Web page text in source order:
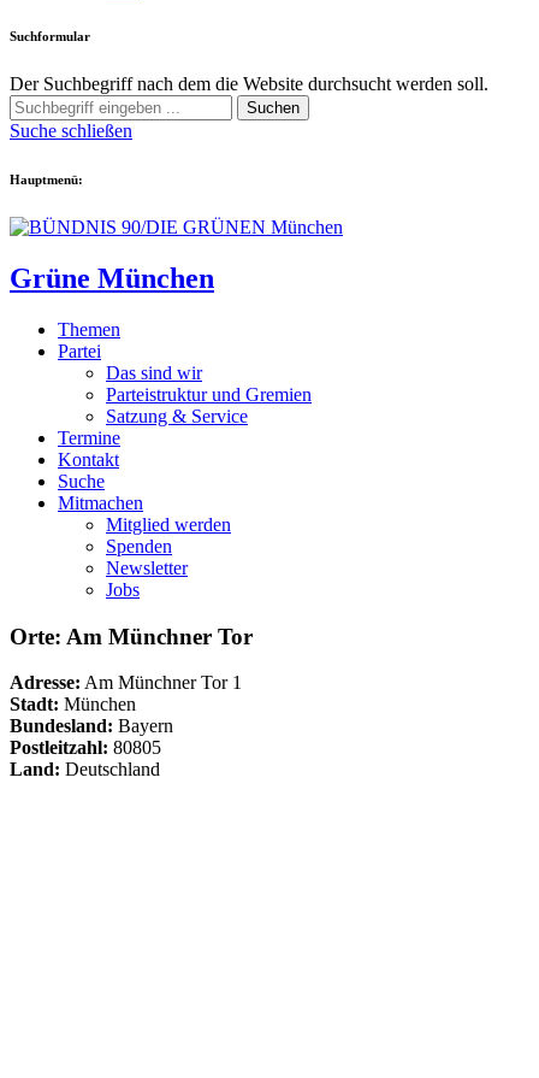
Suchformular
Der Suchbegriff nach dem die Website durchsucht werden soll.
Suchen
Suche schließen
Hauptmenü:
Grüne München
Themen
Partei
Das sind wir
Parteistruktur und Gremien
Satzung & Service
Termine
Kontakt
Suche
Mitmachen
Mitglied werden
Spenden
Newsletter
Jobs
Orte: Am Münchner Tor
Adresse: Am Münchner Tor 1
Stadt: München
Bundesland: Bayern
Postleitzahl: 80805
Land: Deutschland